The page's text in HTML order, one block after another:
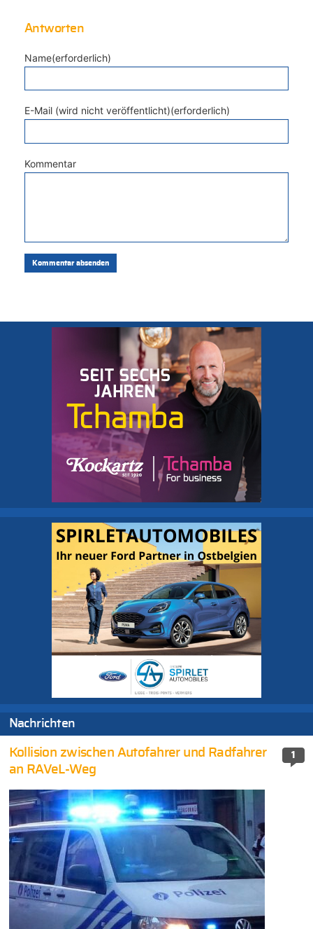
Antworten
Name(erforderlich)
E-Mail (wird nicht veröffentlicht)(erforderlich)
Kommentar
Nachrichten
1
Kollision zwischen Autofahrer und Radfahrer
an RAVeL-Weg